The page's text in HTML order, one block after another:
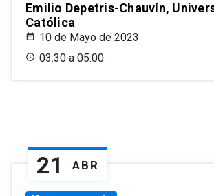
Emilio Depetris-Chauvín,
Católica
10 de Mayo de 2023
03:30 a 05:00
21 ABR